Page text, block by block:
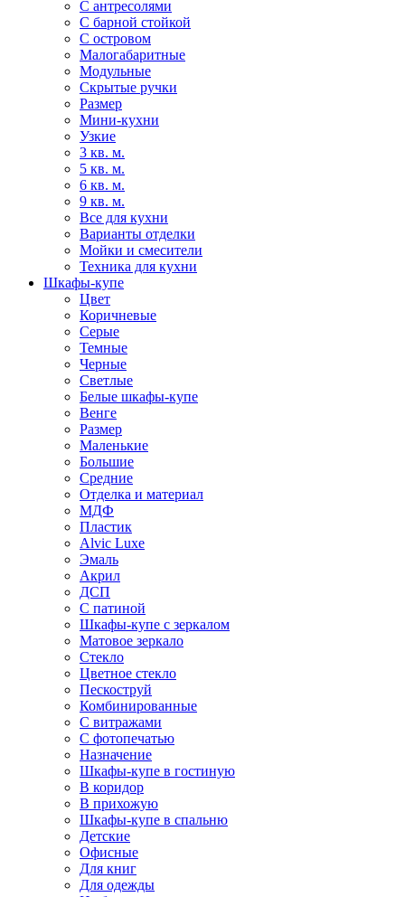
С антресолями
С барной стойкой
С островом
Малогабаритные
Модульные
Скрытые ручки
Размер
Мини-кухни
Узкие
3 кв. м.
5 кв. м.
6 кв. м.
9 кв. м.
Все для кухни
Варианты отделки
Мойки и смесители
Техника для кухни
Шкафы-купе
Цвет
Коричневые
Серые
Темные
Черные
Светлые
Белые шкафы-купе
Венге
Размер
Маленькие
Большие
Средние
Отделка и материал
МДФ
Пластик
Alvic Luxe
Эмаль
Акрил
ДСП
С патиной
Шкафы-купе с зеркалом
Матовое зеркало
Стекло
Цветное стекло
Пескоструй
Комбинированные
С витражами
С фотопечатью
Назначение
Шкафы-купе в гостиную
В коридор
В прихожую
Шкафы-купе в спальню
Детские
Офисные
Для книг
Для одежды